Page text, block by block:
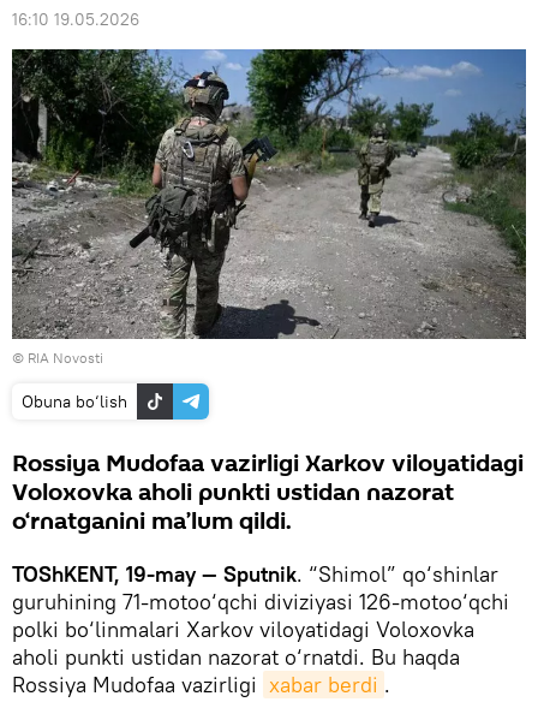
16:10 19.05.2026
© RIA Novosti
Obuna bo‘lish
Rossiya Mudofaa vazirligi Xarkov viloyatidagi
Voloxovka aholi punkti ustidan nazorat
o‘rnatganini ma’lum qildi.
TOShKENT, 19-may — Sputnik. “Shimol” qo‘shinlar
guruhining 71-motoo‘qchi diviziyasi 126-motoo‘qchi
polki bo‘linmalari Xarkov viloyatidagi Voloxovka
aholi punkti ustidan nazorat o‘rnatdi. Bu haqda
Rossiya Mudofaa vazirligi xabar berdi .